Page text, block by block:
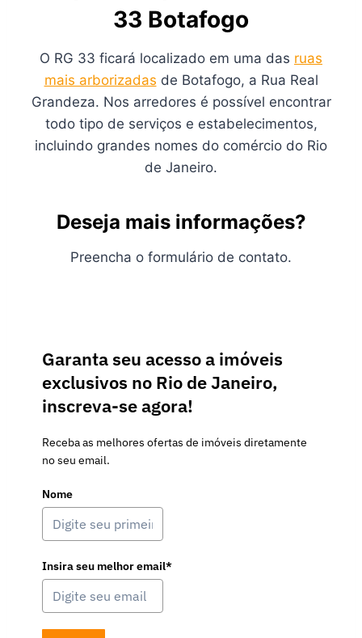
33 Botafogo
O RG 33 ficará localizado em uma das ruas
mais arborizadas de Botafogo, a Rua Real
Grandeza. Nos arredores é possível encontrar
todo tipo de serviços e estabelecimentos,
incluindo grandes nomes do comércio do Rio
de Janeiro.
Deseja mais informações?
Preencha o formulário de contato.
Garanta seu acesso a imóveis
exclusivos no Rio de Janeiro,
inscreva-se agora!
Receba as melhores ofertas de imóveis diretamente
no seu email.
Nome
Insira seu melhor email*